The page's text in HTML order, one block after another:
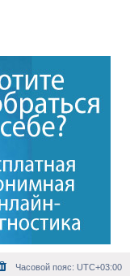
Часовой пояс: UTC+03:00